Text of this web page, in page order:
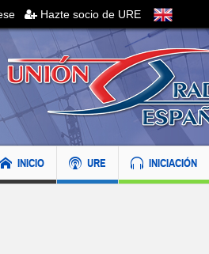
Hazte socio de URE
INICIO URE INICIACIÓN